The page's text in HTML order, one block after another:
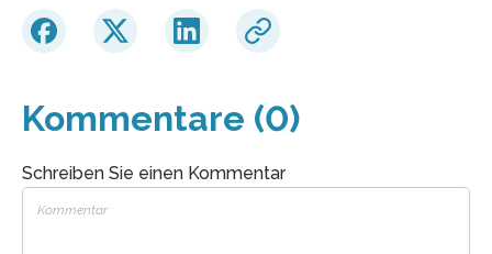
Kommentare (0)
Schreiben Sie einen Kommentar